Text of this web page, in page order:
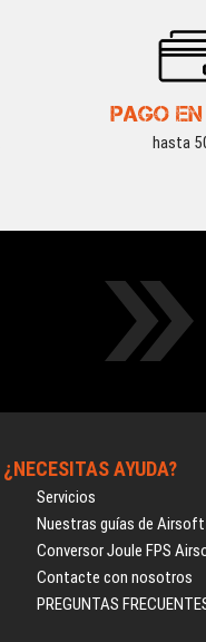
PAGO
hasta
¿NECESITAS AYUDA?
Servicios
Nuestras guías de Airsoft
Conversor Joule FPS
Contacte con nosotros
PREGUNTAS